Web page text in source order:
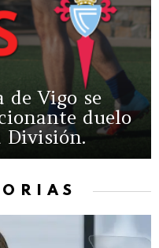
de Vigo se
duelo
División.